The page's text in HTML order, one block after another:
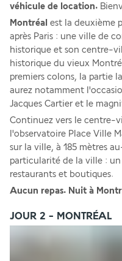
véhicule de location.
Montréal est la deuxième
après Paris : une ville de
historique et son centre-
historique du vieux
premiers colons, la partie
aurez notamment
Jacques Cartier et le
Continuez vers le centre-
l'observatoire Place Ville
sur la ville, à 185 mètres
particularité de la ville :
restaurants et boutiques.
Aucun repas. Nuit à
JOUR 2 - MONTRÉAL